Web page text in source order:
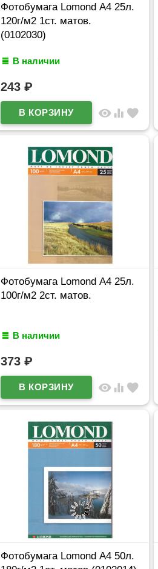
Фотобумага Lomond А4 25л.
120г/м2 1ст. матов.
(0102030)
В наличии
243₽
visibility equalizer favorite
Фотобумага Lomond А4 25л.
100г/м2 2ст. матов.
В наличии
373₽
visibility equalizer favorite
Фотобумага Lomond А4 50л.